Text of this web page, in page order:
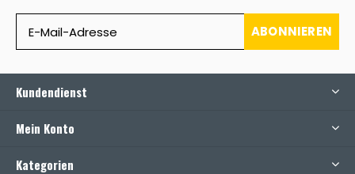
ABONNIEREN
Kundendienst
Mein Konto
Kategorien